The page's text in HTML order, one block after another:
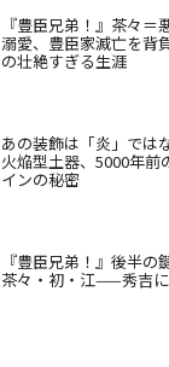
『豊臣兄弟！』茶々
溺愛、豊臣家滅亡を背
の壮絶すぎる生涯
あの装飾は「炎」では
火焔型土器、5000年
インの秘密
『豊臣兄弟！』後半の
茶々・初・江——秀吉